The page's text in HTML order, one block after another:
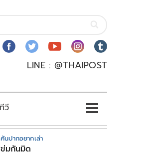
LINE : @THAIPOST
วี
คันปากอยากเล่า
ข่มกันมิด